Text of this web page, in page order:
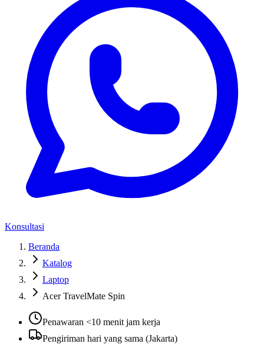
Konsultasi
Beranda
Katalog
Laptop
Acer TravelMate Spin
Penawaran <10 menit jam kerja
Pengiriman hari yang sama (Jakarta)